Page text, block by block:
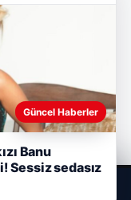
Güncel Haberler
Banu
Sessiz sedasız